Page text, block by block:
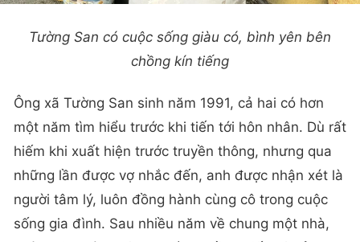
Tường San có cuộc sống giàu có, bình yên bên
chồng kín tiếng
Ông xã Tường San sinh năm 1991, cả hai có hơn
một năm tìm hiểu trước khi tiến tới hôn nhân. Dù rất
hiếm khi xuất hiện trước truyền thông, nhưng qua
những lần được vợ nhắc đến, anh được nhận xét là
người tâm lý, luôn đồng hành cùng cô trong cuộc
sống gia đình. Sau nhiều năm về chung một nhà,